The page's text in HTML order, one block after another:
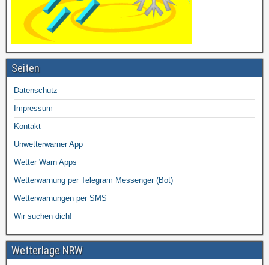
Seiten
Datenschutz
Impressum
Kontakt
Unwetterwarner App
Wetter Warn Apps
Wetterwarnung per Telegram Messenger (Bot)
Wetterwarnungen per SMS
Wir suchen dich!
Wetterlage NRW